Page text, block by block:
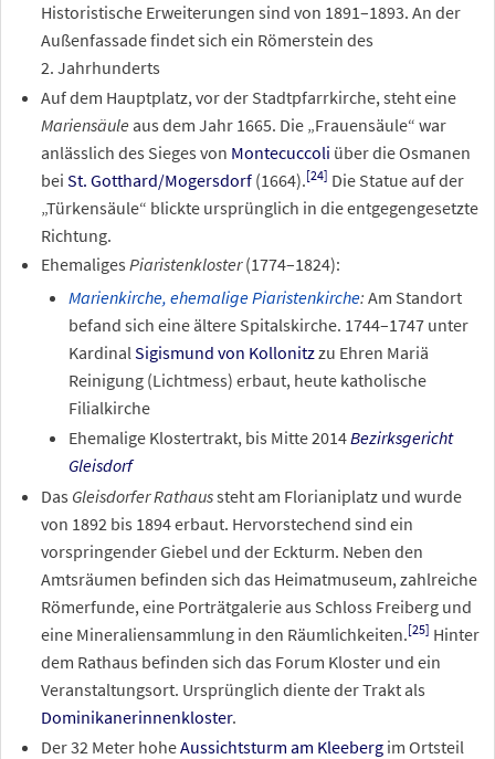
Historistische Erweiterungen sind von 1891–1893. An der
Außenfassade findet sich ein Römerstein des
2. Jahrhunderts
Auf dem Hauptplatz, vor der Stadtpfarrkirche, steht eine
Mariensäule aus dem Jahr 1665. Die „Frauensäule“ war
anlässlich des Sieges von Montecuccoli über die Osmanen
bei St. Gotthard/Mogersdorf(1664).[24] Die Statue auf der
„Türkensäule“ blickte ursprünglich in die entgegengesetzte
Richtung.
Ehemaliges Piaristenkloster(1774–1824):
Marienkirche, ehemalige Piaristenkirche: Am Standort
befand sich eine ältere Spitalskirche. 1744–1747 unter
KardinalSigismund von Kollonitzzu Ehren Mariä
Reinigung (Lichtmess) erbaut, heute katholische
Filialkirche
Ehemalige Klostertrakt, bis Mitte 2014Bezirksgericht
Gleisdorf
Das Gleisdorfer Rathaussteht am Florianiplatz und wurde
von 1892 bis 1894 erbaut. Hervorstechend sind ein
vorspringender Giebel und der Eckturm. Neben den
Amtsräumen befinden sich das Heimatmuseum, zahlreiche
Römerfunde, eine Porträtgalerie aus Schloss Freiberg und
eine Mineraliensammlung in den Räumlichkeiten.[25] Hinter
dem Rathaus befinden sich das Forum Kloster und ein
Veranstaltungsort. Ursprünglich diente der Trakt als
Dominikanerinnenkloster.
Der 32 Meter hoheAussichtsturm am Kleebergim Ortsteil